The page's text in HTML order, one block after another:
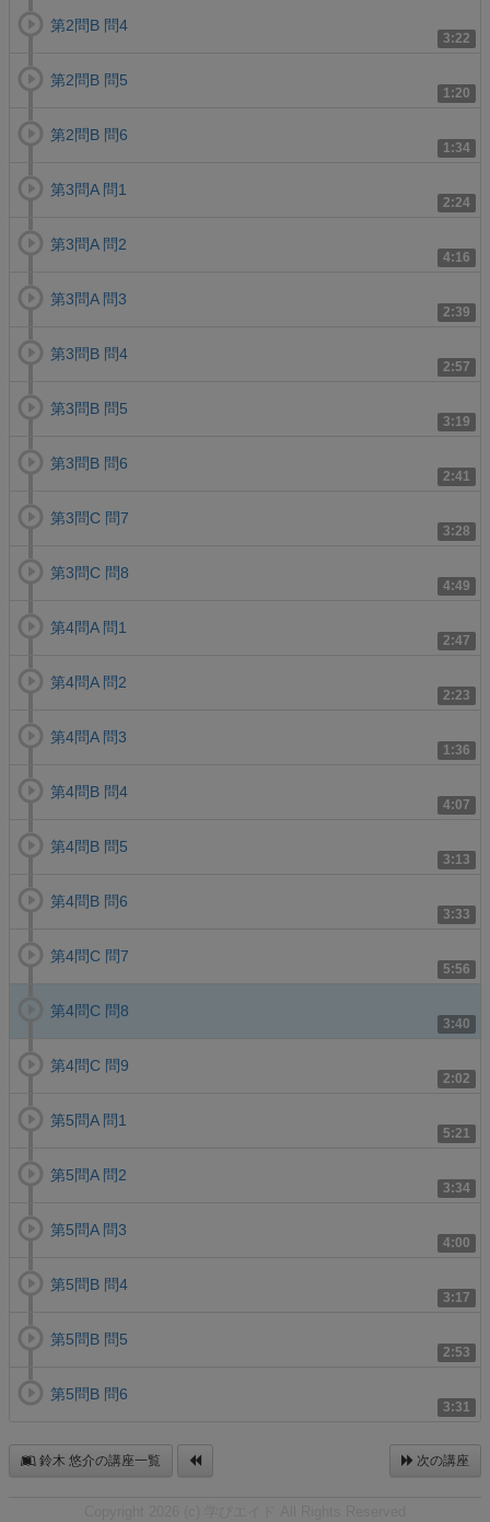
3:22
第2問B 問4
1:20
第2問B 問5
1:34
第2問B 問6
2:24
第3問A 問1
4:16
第3問A 問2
2:39
第3問A 問3
2:57
第3問B 問4
3:19
第3問B 問5
2:41
第3問B 問6
3:28
第3問C 問7
4:49
第3問C 問8
2:47
第4問A 問1
2:23
第4問A 問2
1:36
第4問A 問3
4:07
第4問B 問4
3:13
第4問B 問5
3:33
第4問B 問6
5:56
第4問C 問7
3:40
第4問C 問8
2:02
第4問C 問9
5:21
第5問A 問1
3:34
第5問A 問2
4:00
第5問A 問3
3:17
第5問B 問4
2:53
第5問B 問5
3:31
第5問B 問6
鈴木 悠介の講座一覧 次の講座